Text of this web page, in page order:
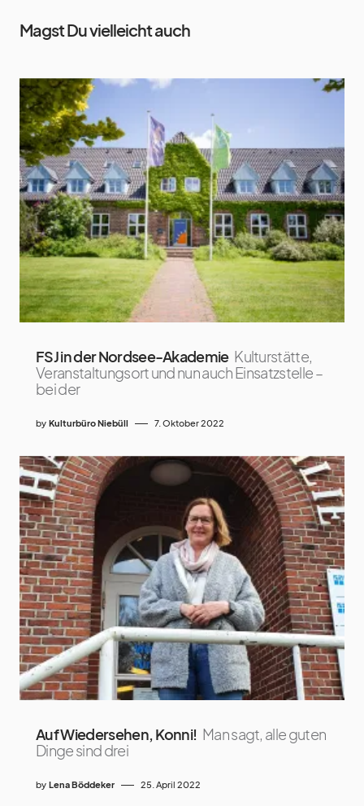
Magst Du vielleicht auch
FSJ in der Nordsee-Akademie Kulturstätte,
Veranstaltungsort und nun auch Einsatzstelle –
bei der
by Kulturbüro Niebüll 7. Oktober 2022
Auf Wiedersehen, Konni! Man sagt, alle guten
Dinge sind drei
by Lena Böddeker 25. April 2022